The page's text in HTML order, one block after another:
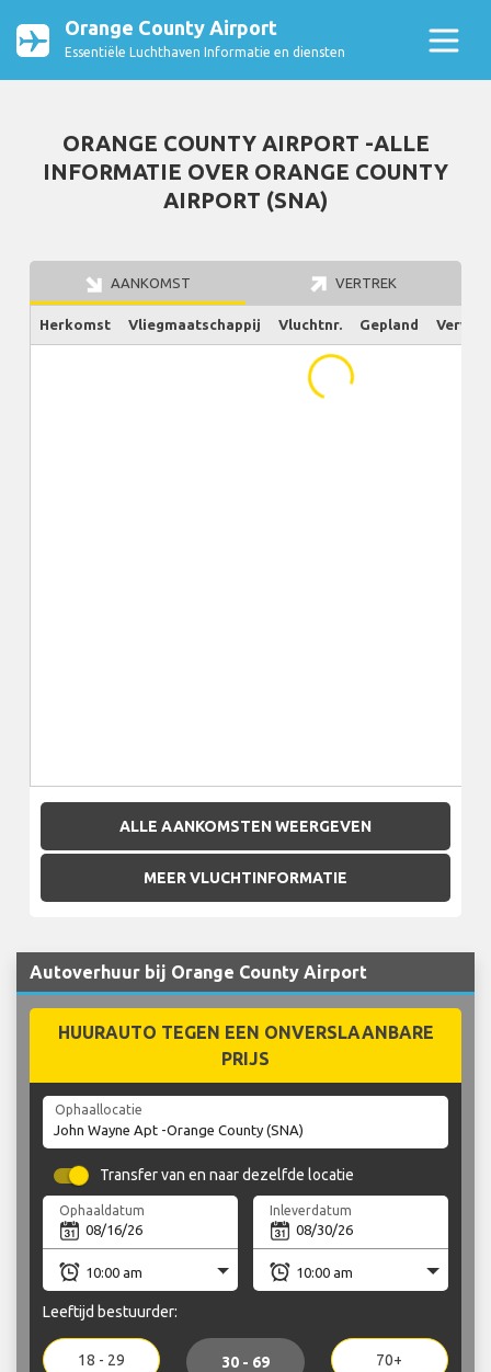
Orange County Airport
Essentiële Luchthaven Informatie en diensten
ORANGE COUNTY AIRPORT -ALLE
INFORMATIE OVER ORANGE COUNTY
AIRPORT (SNA)
AANKOMST VERTREK
Herkomst Vliegmaatschappij Vluchtnr. Gepland Verw./
...
ALLE AANKOMSTEN WEERGEVEN
MEER VLUCHTINFORMATIE
Autoverhuur bij Orange County Airport
HUURAUTO TEGEN EEN ONVERSLAANBARE
PRIJS
Ophaallocatie
Transfer van en naar dezelfde locatie
Ophaaldatum Inleverdatum
Leeftijd bestuurder:
18 - 29 30 - 69 70+